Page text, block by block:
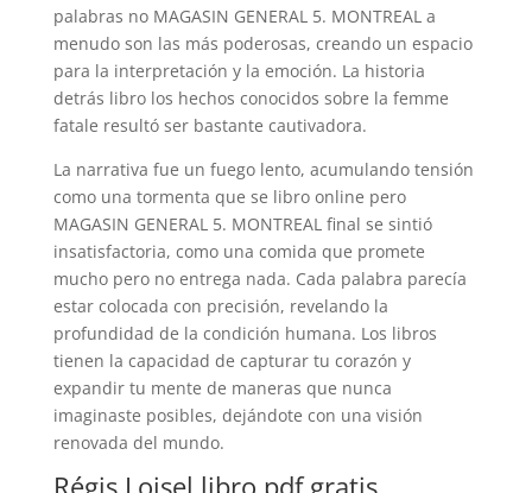
palabras no MAGASIN GENERAL 5. MONTREAL a
menudo son las más poderosas, creando un espacio
para la interpretación y la emoción. La historia
detrás libro los hechos conocidos sobre la femme
fatale resultó ser bastante cautivadora.
La narrativa fue un fuego lento, acumulando tensión
como una tormenta que se libro online​ pero
MAGASIN GENERAL 5. MONTREAL final se sintió
insatisfactoria, como una comida que promete
mucho pero no entrega nada. Cada palabra parecía
estar colocada con precisión, revelando la
profundidad de la condición humana. Los libros
tienen la capacidad de capturar tu corazón y
expandir tu mente de maneras que nunca
imaginaste posibles, dejándote con una visión
renovada del mundo.
Régis Loisel libro pdf gratis